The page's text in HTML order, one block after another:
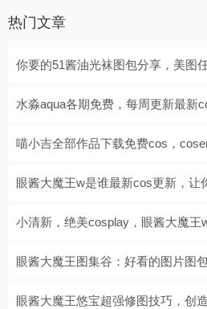
热门文章
你要的51酱油光袜图包分享，美图
水淼aqua各期免费，每周更新最新
喵小吉全部作品下载免费cos，
眼酱大魔王w是谁最新cos更新，让
小清新，绝美cosplay，眼酱大魔王
眼酱大魔王图集谷：好看的图片图
眼酱大魔王悠宝超强修图技巧，创